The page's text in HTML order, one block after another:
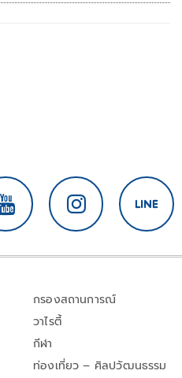
กรองสถานการณ์
วาไรตี้
กีฬา
ท่องเที่ยว – ศิลปวัฒนธรรม